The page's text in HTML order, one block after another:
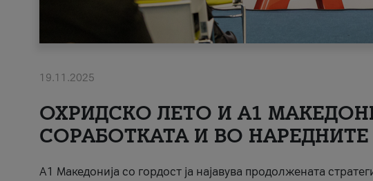
19.11.2025
ОХРИДСКО ЛЕТО И A1
СОРАБОТКАТА И ВО
A1 Македонија со гордост ја најавува продолжената